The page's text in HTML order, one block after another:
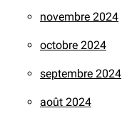
novembre 2024
octobre 2024
septembre 2024
août 2024